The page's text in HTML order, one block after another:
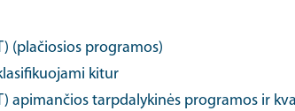
(plačiosios programos)
kitur
apimančios tarpdalykinės programos ir